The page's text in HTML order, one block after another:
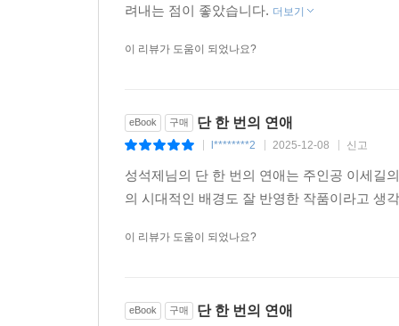
려내는 점이 좋았습니다. 더보기
이 리뷰가 도움이 되었나요?
eBook 구매 단 한 번의 연애
l********2 2025-12-08 신고
성석제님의 단 한 번의 연애는 주인공 이세길
의 시대적인 배경도 잘 반영한 작품이라고 생
이 리뷰가 도움이 되었나요?
eBook 구매 단 한 번의 연애